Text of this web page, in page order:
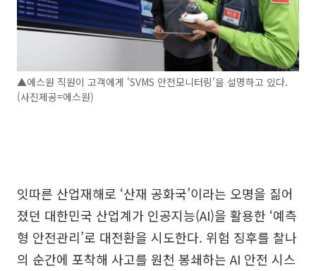
▲에스원 직원이 고객에게 'SVMS 안전모니터링'을 설명하고 있다.
(사진제공=에스원)
잇따른 산업재해로 ‘산재 공화국’이라는 오명을 짊어
졌던 대한민국 산업계가 인공지능(AI)을 활용한 ‘예측
형 안전관리’로 대전환을 시도한다. 위험 징후를 찰나
의 순간에 포착해 사고를 원천 봉쇄하는 AI 안전 시스